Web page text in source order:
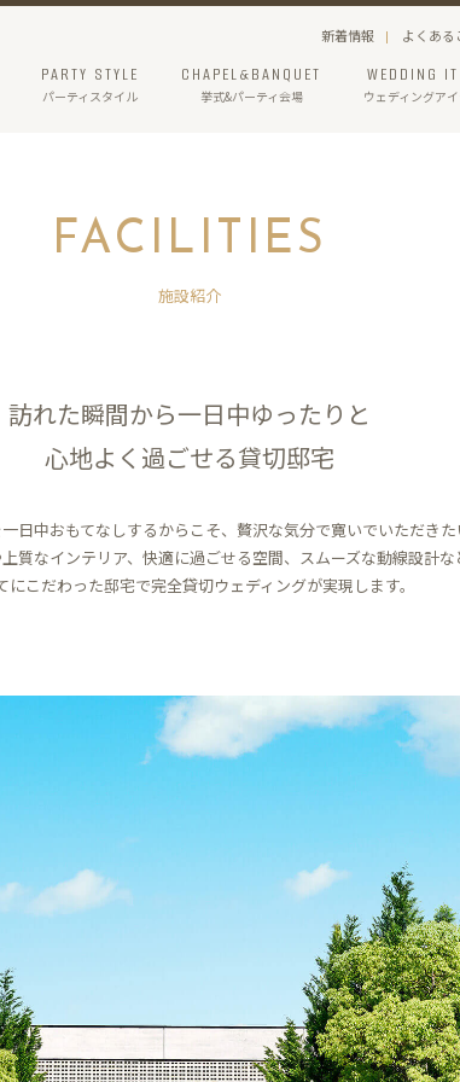
PARTY STYLE
パーティスタイル
CHAPEL&BANQUET
挙式&パーティ会場
WEDDING
ウェディングア
新着情報 よくある
FACILITIES
施設紹介
訪れた瞬間から一日中ゆったりと
心地よく過ごせる貸切邸宅
日中おもてなしするからこそ、贅沢な気分で寛いでいただき
質なインテリア、快適に過ごせる空間、スムーズな動線設計な
にこだわった邸宅で完全貸切ウェディングが実現します。